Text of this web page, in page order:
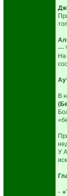
—
В
У
-